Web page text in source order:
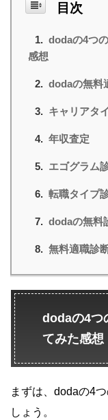
目次
dodaの4つ
感想
dodaの無料
キャリアタ
年収査定
エゴグラム
転職タイプ
dodaの無料
無料適職診
dodaの4つ
てみた感想
まずは、dodaの4
しょう。